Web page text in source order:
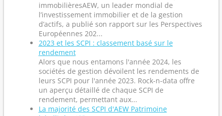
immobilièresAEW, un leader mondial de
l’investissement immobilier et de la gestion
d’actifs, a publié son rapport sur les Perspectives
Européennes 202...
2023 et les SCPI : classement basé sur le
rendement
Alors que nous entamons l'année 2024, les
sociétés de gestion dévoilent les rendements de
leurs SCPI pour l'année 2023. Rock-n-data offre
un aperçu détaillé de chaque SCPI de
rendement, permettant aux...
La majorité des SCPI d'AEW Patrimoine